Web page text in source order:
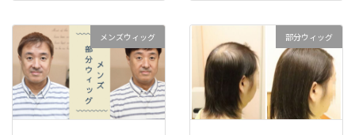
メンズウィッグ 部分ウィッグ